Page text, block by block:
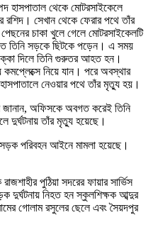
হাসপাতাল থেকে মোটরসাইকেলে
রশিদ। সেখান থেকে ফেরার পথে তাঁর
চাকা খুলে গেলে মোটরসাইকেলটি
তিনি সড়কে ছিটকে পড়েন। এ সময়
দিলে তিনি গুরুতর আহত হন।
কমপ্লেক্সে নিয়ে যান। পরে অবস্থার
নেওয়ার পথে তাঁর মৃত্যু হয়।
জানান, অফিসকে অবগত করেই তিনি
দুর্ঘটনায় তাঁর মৃত্যু হয়েছে।
পরিবহন আইনে মামলা হয়েছে।
পুঠিয়া সদরের ফায়ার সার্ভিস
দুর্ঘটনায় নিহত হন স্কুলশিক্ষক আব্দুর
গোলাম রসুলের ছেলে এবং সৈয়দপুর